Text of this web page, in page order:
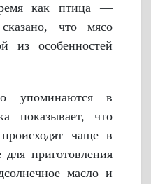
как птица —
что мясо
из особенностей
упоминаются в
показывает, что
чаще в
приготовления
масло и